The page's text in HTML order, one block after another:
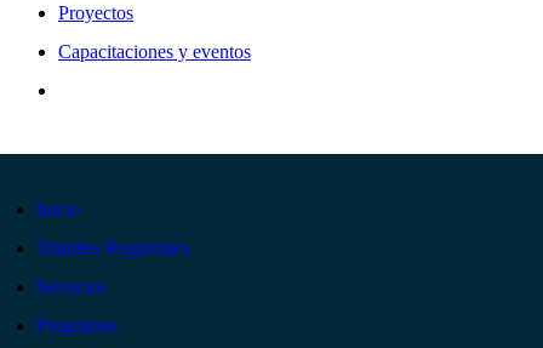
Proyectos
Capacitaciones y eventos
Inicio
Trámites Registrales
Servicios
Programas